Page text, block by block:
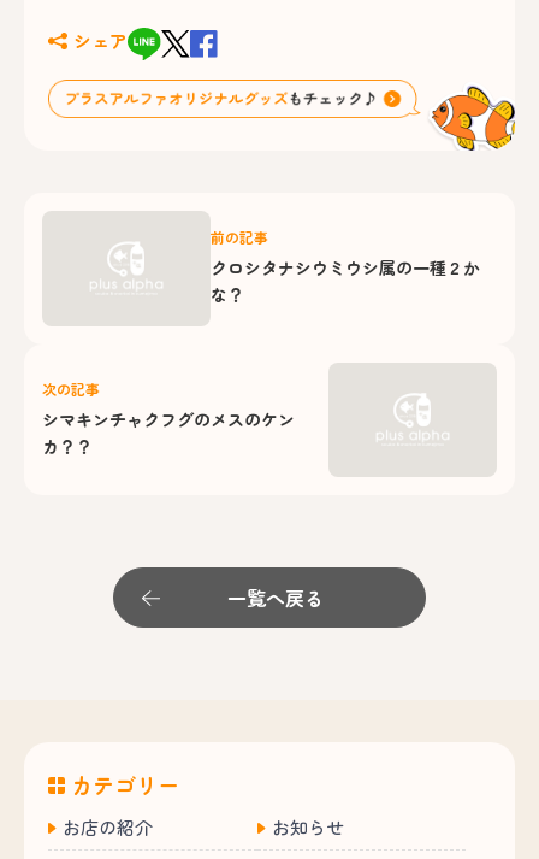
シェア
前の記事
クロシタナシウミウシ属の一種２か
な？
次の記事
シマキンチャクフグのメスのケン
カ？？
一覧へ戻る
カテゴリー
お店の紹介
お知らせ